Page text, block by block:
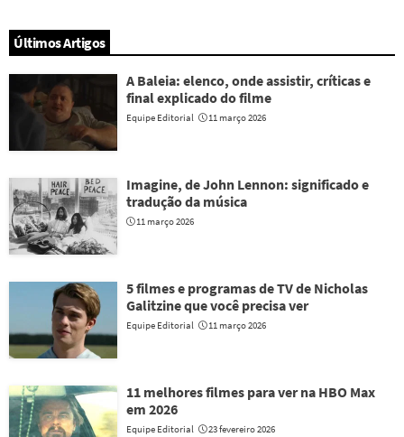
Últimos Artigos
A Baleia: elenco, onde assistir, críticas e
final explicado do filme
Equipe Editorial 11 março 2026
Imagine, de John Lennon: significado e
tradução da música
11 março 2026
5 filmes e programas de TV de Nicholas
Galitzine que você precisa ver
Equipe Editorial 11 março 2026
11 melhores filmes para ver na HBO Max
em 2026
Equipe Editorial 23 fevereiro 2026